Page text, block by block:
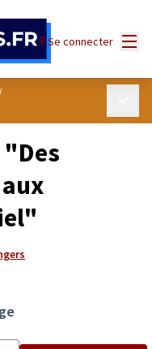
Se connecter